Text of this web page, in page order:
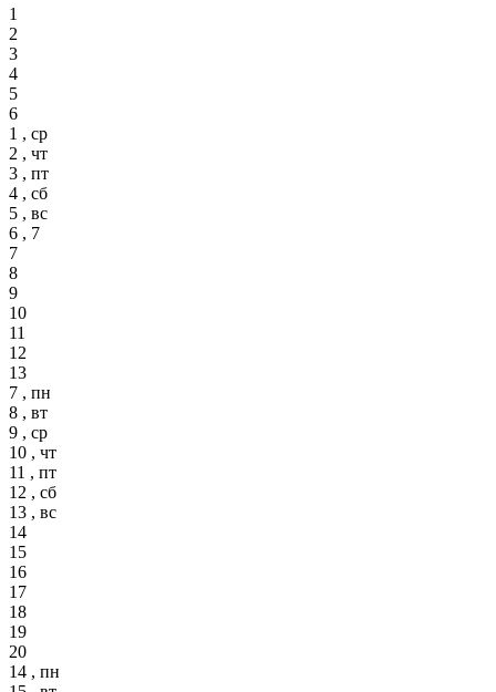
1
2
3
4
5
6
1 , ср
2 , чт
3 , пт
4 , сб
5 , вс
6 , 7
7
8
9
10
11
12
13
7 , пн
8 , вт
9 , ср
10 , чт
11 , пт
12 , сб
13 , вс
14
15
16
17
18
19
20
14 , пн